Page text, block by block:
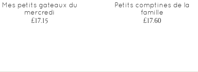
Mes petits gateaux du
mercredi
£17.15
Petits comptines de la
famille
£17.60